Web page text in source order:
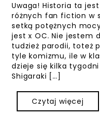
Uwaga! Historia ta
różnych fan fiction w
setką potężnych
jest x OC. Nie jestem
tudzież parodii, toteż
tyle komizmu, ile w
dzieje się kilka
Shigaraki […]
Czytaj więcej